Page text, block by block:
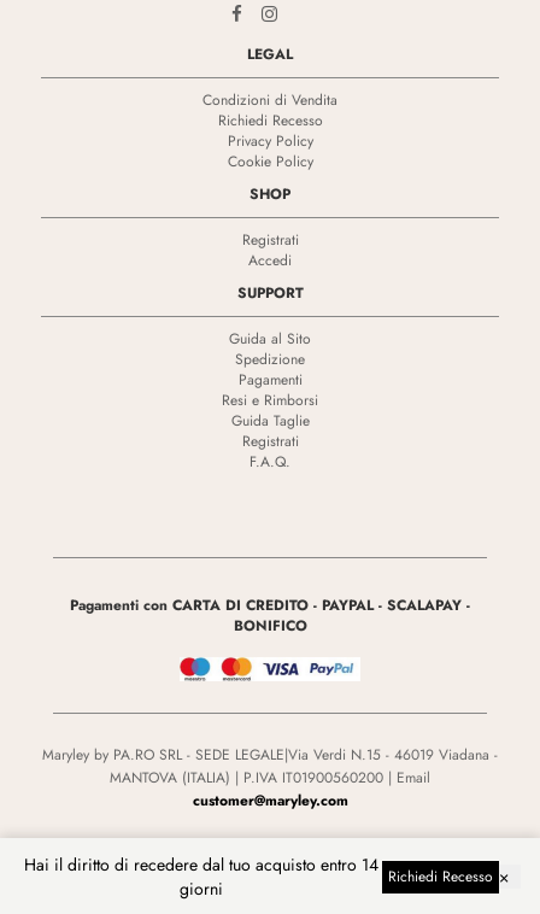
LEGAL
Condizioni di Vendita
Richiedi Recesso
Privacy Policy
Cookie Policy
SHOP
Registrati
Accedi
SUPPORT
Guida al Sito
Spedizione
Pagamenti
Resi e Rimborsi
Guida Taglie
Registrati
F.A.Q.
Pagamenti con CARTA DI CREDITO - PAYPAL - SCALAPAY -
BONIFICO
Maryley by PA.RO SRL - SEDE LEGALE|Via Verdi N.15 - 46019 Viadana -
MANTOVA (ITALIA) | P.IVA IT01900560200 | Email
customer@maryley.com
Hai il diritto di recedere dal tuo acquisto entro 14
giorni
Richiedi Recesso ×
Cambia Lingua